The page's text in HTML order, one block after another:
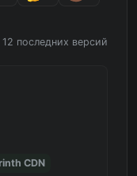
12 последних версий
CDN